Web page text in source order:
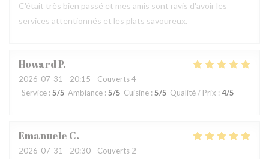
C'était très bien passé et mes amis sont ravis d'avoir les
services attentionnés et les plats savoureux.
HowardP
2026-07-31 - 20:15 - Couverts 4
Service : 5/5 Ambiance : 5/5 Cuisine : 5/5 Qualité / Prix : 4/5
Emanuele C
2026-07-31 - 20:30 - Couverts 2